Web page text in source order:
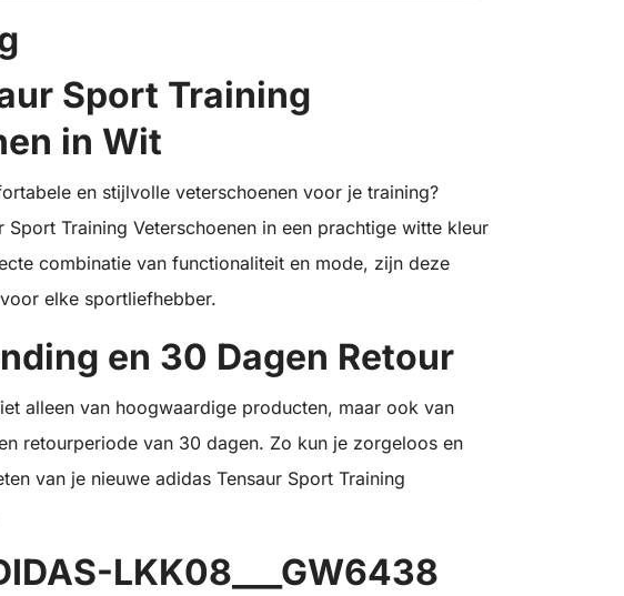
Sport Training
in Wit
en stijlvolle veterschoenen voor je training?
Sport Training Veterschoenen in een prachtige witte kleur
combinatie van functionaliteit en mode, zijn deze
elke sportliefhebber.
en 30 Dagen Retour
alleen van hoogwaardige producten, maar ook van
retourperiode van 30 dagen. Zo kun je zorgeloos en
van je nieuwe adidas Tensaur Sport Training
LKK08___GW6438